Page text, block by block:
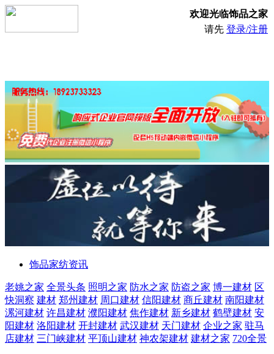
欢迎光临饰品之家
请先 登录/注册
饰品家纺资讯
老姚之家 全景头条 照明之家 防水之家 防盗之家 博一建材 区
快洞察 建材 郑州建材 周口建材 信阳建材 商丘建材 南阳建材
漯河建材 许昌建材 濮阳建材 焦作建材 新乡建材 鹤壁建材 安
阳建材 洛阳建材 开封建材 武汉建材 天门建材 企业之家 驻马
店建材 三门峡建材 平顶山建材 神农架建材 建材之家 720全景